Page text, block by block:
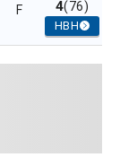
F 4(76)
HBH